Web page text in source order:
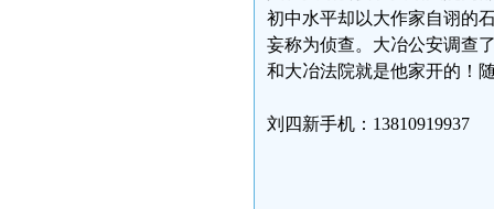
初中水平却以大作家自诩的
妄称为侦查。大冶公安调查
和大冶法院就是他家开的！
刘四新手机：13810919937